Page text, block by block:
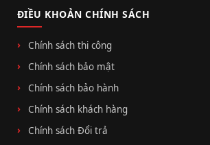
ĐIỀU KHOẢN CHÍNH SÁCH
Chính sách thi công
Chính sách bảo mật
Chính sách bảo hành
Chính sách khách hàng
Chính sách Đổi trả